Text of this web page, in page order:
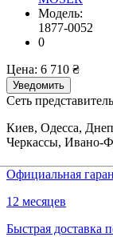
Модель:
1877-0052
0
Цена: 6 710 ₴
Уведомить
Сеть
Киев, Одесса,
Черкассы, Ивано-
Официальная
12 месяцев
Быстрая доставка